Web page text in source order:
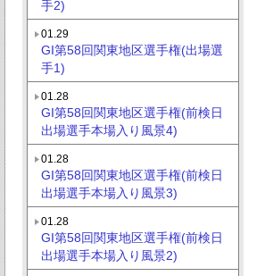
手2)
01.29
GI第58回関東地区選手権(出場選
手1)
01.28
GI第58回関東地区選手権(前検日
出場選手本場入り風景4)
01.28
GI第58回関東地区選手権(前検日
出場選手本場入り風景3)
01.28
GI第58回関東地区選手権(前検日
出場選手本場入り風景2)